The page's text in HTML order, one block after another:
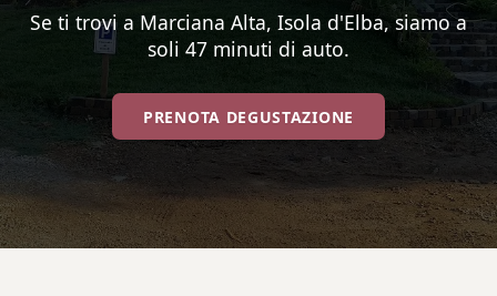
Se ti trovi a Marciana Alta, Isola d'Elba, siamo a
soli 47 minuti di auto.
PRENOTA DEGUSTAZIONE